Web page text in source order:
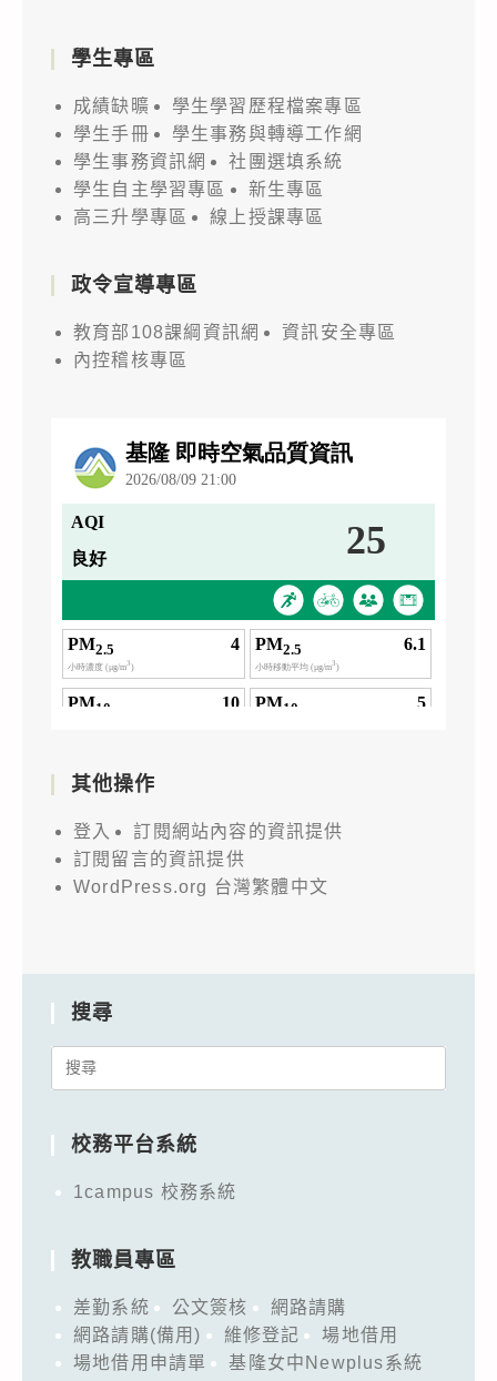
學生專區
成績缺曠
學生學習歷程檔案專區
學生手冊
學生事務與轉導工作網
學生事務資訊網
社團選填系統
學生自主學習專區
新生專區
高三升學專區
線上授課專區
政令宣導專區
教育部108課綱資訊網
資訊安全專區
內控稽核專區
其他操作
登入
訂閱網站內容的資訊提供
訂閱留言的資訊提供
WordPress.org 台灣繁體中文
搜尋
Search
校務平台系統
1campus 校務系統
教職員專區
差勤系統 公文簽核
網路請購
網路請購(備用)
維修登記
場地借用
場地借用申請單
基隆女中Newplus系統